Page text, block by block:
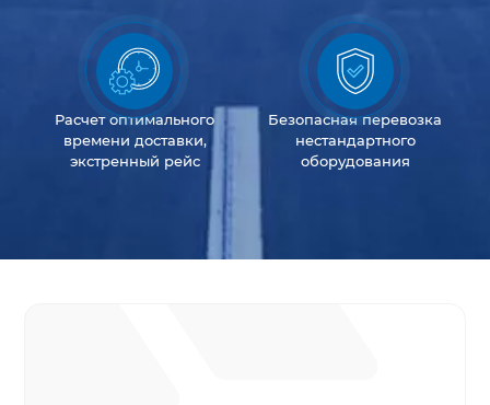
Расчет оптимального
времени доставки,
экстренный рейс
Безопасная перевозка
нестандартного
оборудования